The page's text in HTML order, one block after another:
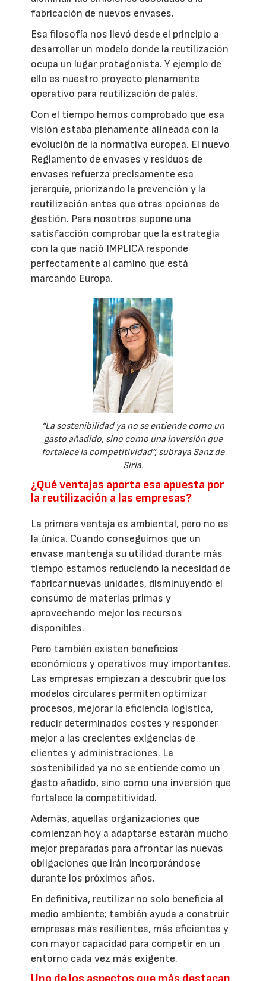
fabricación de nuevos envases.
Esa filosofía nos llevó desde el principio a
desarrollar un modelo donde la reutilización
ocupa un lugar protagonista. Y ejemplo de
ello es nuestro proyecto plenamente
operativo para reutilización de palés.
Con el tiempo hemos comprobado que esa
visión estaba plenamente alineada con la
evolución de la normativa europea. El nuevo
Reglamento de envases y residuos de
envases refuerza precisamente esa
jerarquía, priorizando la prevención y la
reutilización antes que otras opciones de
gestión. Para nosotros supone una
satisfacción comprobar que la estrategia
con la que nació IMPLICA responde
perfectamente al camino que está
marcando Europa.
“La sostenibilidad ya no se entiende como un
gasto añadido, sino como una inversión que
fortalece la competitividad”, subraya Sanz de
Siria.
¿Qué ventajas aporta esa apuesta por
la reutilización a las empresas?
La primera ventaja es ambiental, pero no es
la única. Cuando conseguimos que un
envase mantenga su utilidad durante más
tiempo estamos reduciendo la necesidad de
fabricar nuevas unidades, disminuyendo el
consumo de materias primas y
aprovechando mejor los recursos
disponibles.
Pero también existen beneficios
económicos y operativos muy importantes.
Las empresas empiezan a descubrir que los
modelos circulares permiten optimizar
procesos, mejorar la eficiencia logística,
reducir determinados costes y responder
mejor a las crecientes exigencias de
clientes y administraciones. La
sostenibilidad ya no se entiende como un
gasto añadido, sino como una inversión que
fortalece la competitividad.
Además, aquellas organizaciones que
comienzan hoy a adaptarse estarán mucho
mejor preparadas para afrontar las nuevas
obligaciones que irán incorporándose
durante los próximos años.
En definitiva, reutilizar no solo beneficia al
medio ambiente; también ayuda a construir
empresas más resilientes, más eficientes y
con mayor capacidad para competir en un
entorno cada vez más exigente.